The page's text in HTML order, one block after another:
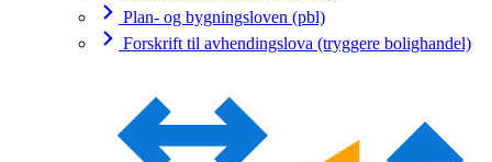
Plan- og bygningsloven (pbl)
Forskrift til avhendingslova (tryggere bolighandel)